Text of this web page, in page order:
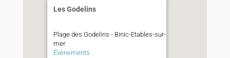
Les Godelins
Plage des Godelins - Binic-Etables-sur-
mer
Évènements